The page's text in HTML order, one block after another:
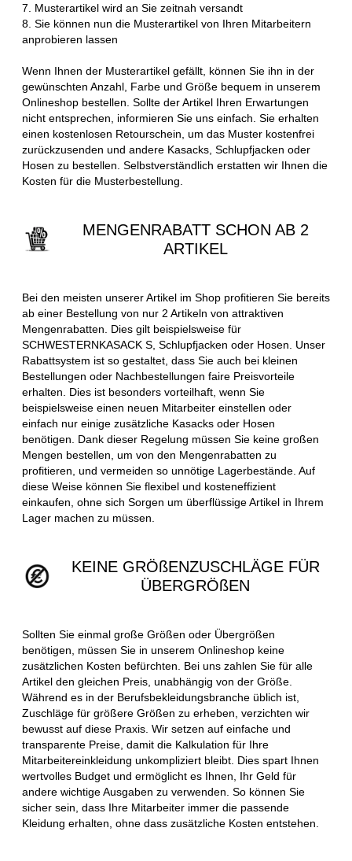
7. Musterartikel wird an Sie zeitnah versandt
8. Sie können nun die Musterartikel von Ihren Mitarbeitern
anprobieren lassen
Wenn Ihnen der Musterartikel gefällt, können Sie ihn in der
gewünschten Anzahl, Farbe und Größe bequem in unserem
Onlineshop bestellen. Sollte der Artikel Ihren Erwartungen
nicht entsprechen, informieren Sie uns einfach. Sie erhalten
einen kostenlosen Retourschein, um das Muster kostenfrei
zurückzusenden und andere Kasacks, Schlupfjacken oder
Hosen zu bestellen. Selbstverständlich erstatten wir Ihnen die
Kosten für die Musterbestellung.
MENGENRABATT SCHON AB 2
ARTIKEL
Bei den meisten unserer Artikel im Shop profitieren Sie bereits
ab einer Bestellung von nur 2 Artikeln von attraktiven
Mengenrabatten. Dies gilt beispielsweise für
SCHWESTERNKASACK S, Schlupfjacken oder Hosen. Unser
Rabattsystem ist so gestaltet, dass Sie auch bei kleinen
Bestellungen oder Nachbestellungen faire Preisvorteile
erhalten. Dies ist besonders vorteilhaft, wenn Sie
beispielsweise einen neuen Mitarbeiter einstellen oder
einfach nur einige zusätzliche Kasacks oder Hosen
benötigen. Dank dieser Regelung müssen Sie keine großen
Mengen bestellen, um von den Mengenrabatten zu
profitieren, und vermeiden so unnötige Lagerbestände. Auf
diese Weise können Sie flexibel und kosteneffizient
einkaufen, ohne sich Sorgen um überflüssige Artikel in Ihrem
Lager machen zu müssen.
KEINE GRÖßENZUSCHLÄGE FÜR
ÜBERGRÖßEN
Sollten Sie einmal große Größen oder Übergrößen
benötigen, müssen Sie in unserem Onlineshop keine
zusätzlichen Kosten befürchten. Bei uns zahlen Sie für alle
Artikel den gleichen Preis, unabhängig von der Größe.
Während es in der Berufsbekleidungsbranche üblich ist,
Zuschläge für größere Größen zu erheben, verzichten wir
bewusst auf diese Praxis. Wir setzen auf einfache und
transparente Preise, damit die Kalkulation für Ihre
Mitarbeitereinkleidung unkompliziert bleibt. Dies spart Ihnen
wertvolles Budget und ermöglicht es Ihnen, Ihr Geld für
andere wichtige Ausgaben zu verwenden. So können Sie
sicher sein, dass Ihre Mitarbeiter immer die passende
Kleidung erhalten, ohne dass zusätzliche Kosten entstehen.